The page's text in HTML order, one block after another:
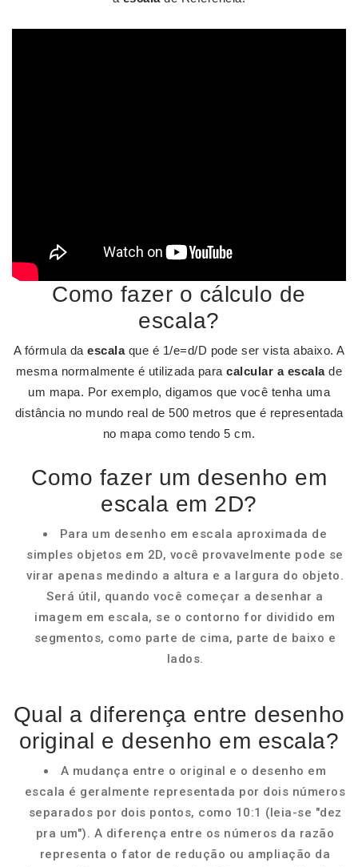
Como fazer o cálculo de
escala?
A fórmula da escalaque é 1/e=d/D pode ser vista abaixo. A
mesma normalmente é utilizada paracalcular a escalade
um mapa. Por exemplo, digamos que você tenha uma
distância no mundo real de 500 metros que é representada
no mapa como tendo 5 cm.
Como fazer um desenho em
escala em 2D?
Para um desenho em escala aproximada de
simples objetos em 2D, você provavelmente pode se
virar apenas medindo a altura e a largura do objeto.
Será útil, quando você começar a desenhar a
imagem em escala, se o contorno for dividido em
segmentos, como parte de cima, parte de baixo e
lados.
Qual a diferença entre desenho
original e desenho em escala?
A mudança entre o original e o desenho em
escala é geralmente representada por dois números
separados por dois pontos, como 10:1 (leia-se "dez
pra um"). A diferença entre os números da razão
representa o fator de redução ou ampliação da